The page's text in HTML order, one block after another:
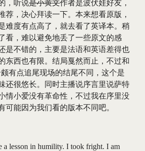
，听说是小黄文作者是波伏娃好友，
荐，决心拜读一下。本来想看原版，
难度有点高了，就去看了英译本。稍
看，难以避免地丢了一些原文的感
是不错的，主要是法语和英语差得也
东西也有限。结局戛然而止，不过和
颇有点追尾现场的结尾不同，这个是
还很悠长。同时主播说序言里说萨特
情小爱没有革命性，不过我在序里没
可能因为我们看的版本不同吧。
a lesson in humility. I took fright. I am